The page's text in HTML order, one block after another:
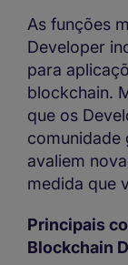
As funções
Developer
para
blockchain.
que os
comunidade
avaliem
medida que
Principais
Blockchain